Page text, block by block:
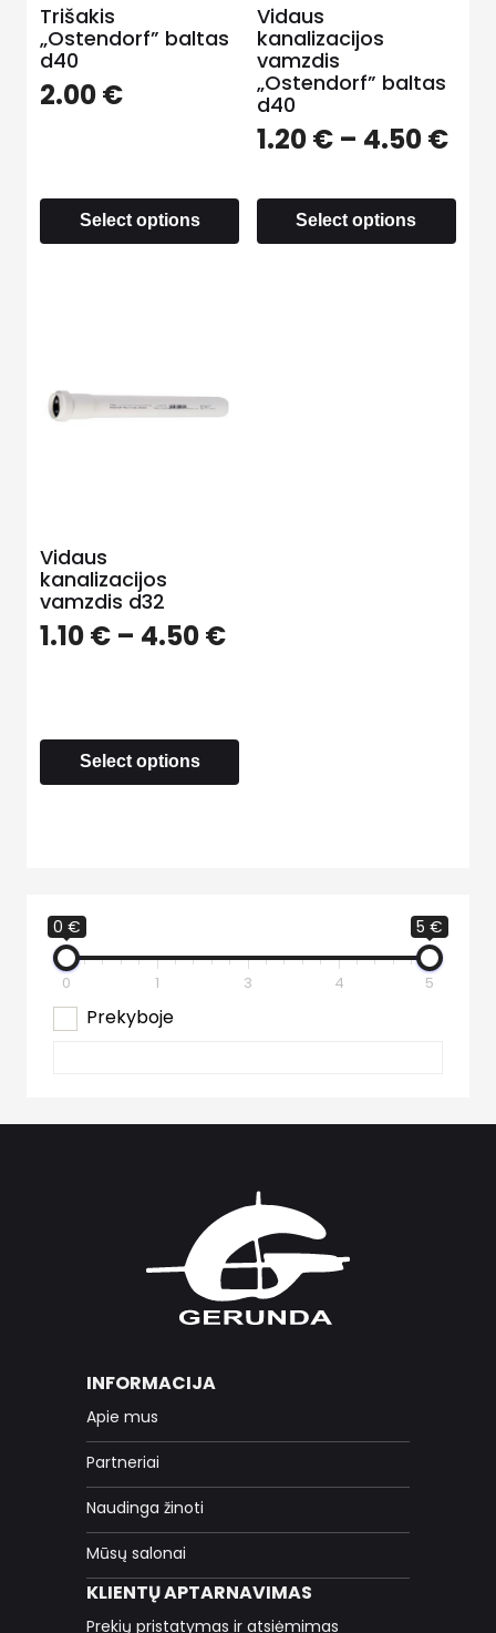
0 € 5 €
0 1 3 4 5
Prekyboje
Trišakis
„Ostendorf” baltas
d40
2.00€
Select options
Vidaus
kanalizacijos
vamzdis
„Ostendorf” baltas
d40
1.20€– 4.50€
Select options
Vidaus
kanalizacijos
vamzdis d32
1.10€ – 4.50€
Select options
INFORMACIJA
Apie mus
Partneriai
Naudinga žinoti
Mūsų salonai
KLIENTŲ APTARNAVIMAS
Prekių pristatymas ir atsiėmimas